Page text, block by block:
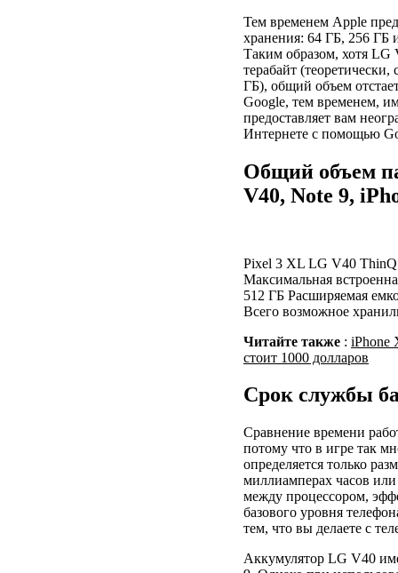
Тем временем Apple
хранения: 64 ГБ, 256 ГБ
Таким образом, хотя LG
терабайт
ГБ), общий объем
Google, тем временем,
предоставляет вам
Интернете с помощью
Общий объем
V40, Note 9,
Pixel 3 XL LG V40 ThinQ
Максимальная
512 ГБ Расширяемая
Всего возможное
Читайте также : iPhone
стоит 1000 долларов
Срок службы
Сравнение времени
потому что в игре так
определяется только
миллиамперах часов
между процессором,
базового уровня
тем, что вы делаете с
Аккумулятор LG V40